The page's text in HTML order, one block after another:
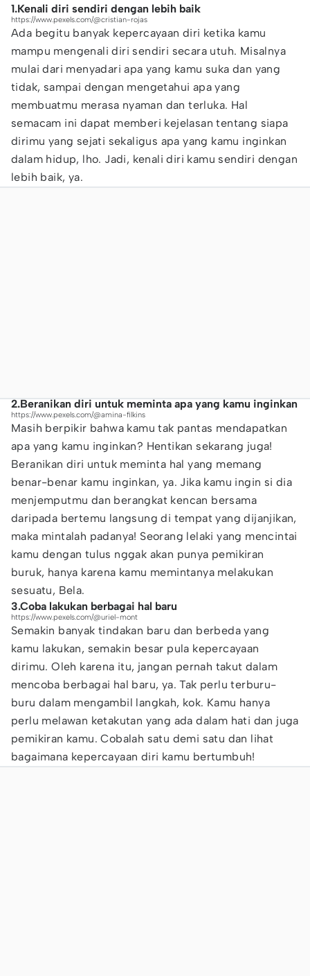
1.Kenali diri sendiri dengan lebih baik
https://www.pexels.com/@cristian-rojas
Ada begitu banyak kepercayaan diri ketika kamu
mampu mengenali diri sendiri secara utuh. Misalnya
mulai dari menyadari apa yang kamu suka dan yang
tidak, sampai dengan mengetahui apa yang
membuatmu merasa nyaman dan terluka. Hal
semacam ini dapat memberi kejelasan tentang siapa
dirimu yang sejati sekaligus apa yang kamu inginkan
dalam hidup, lho. Jadi, kenali diri kamu sendiri dengan
lebih baik, ya.
2.Beranikan diri untuk meminta apa yang kamu inginkan
https://www.pexels.com/@amina-filkins
Masih berpikir bahwa kamu tak pantas mendapatkan
apa yang kamu inginkan? Hentikan sekarang juga!
Beranikan diri untuk meminta hal yang memang
benar-benar kamu inginkan, ya. Jika kamu ingin si dia
menjemputmu dan berangkat kencan bersama
daripada bertemu langsung di tempat yang dijanjikan,
maka mintalah padanya! Seorang lelaki yang mencintai
kamu dengan tulus nggak akan punya pemikiran
buruk, hanya karena kamu memintanya melakukan
sesuatu, Bela.
3.Coba lakukan berbagai hal baru
https://www.pexels.com/@uriel-mont
Semakin banyak tindakan baru dan berbeda yang
kamu lakukan, semakin besar pula kepercayaan
dirimu. Oleh karena itu, jangan pernah takut dalam
mencoba berbagai hal baru, ya. Tak perlu terburu-
buru dalam mengambil langkah, kok. Kamu hanya
perlu melawan ketakutan yang ada dalam hati dan juga
pemikiran kamu. Cobalah satu demi satu dan lihat
bagaimana kepercayaan diri kamu bertumbuh!